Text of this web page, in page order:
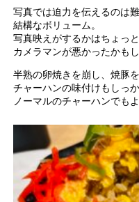
写真では迫力を伝えるのは
結構なボリューム。
写真映えがするかはちょっと
カメラマンが悪かったかもし
半熟の卵焼きを崩し、焼豚
チャーハンの味付けもしっ
ノーマルのチャーハンでも